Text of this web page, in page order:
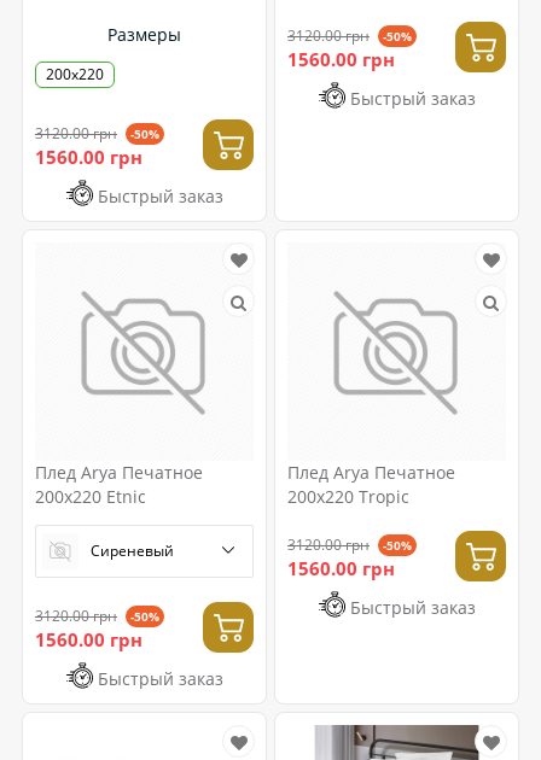
Размеры
200x220
3120.00 грн -50%
1560.00 грн
Быстрый заказ
3120.00 грн -50%
1560.00 грн
Быстрый заказ
Плед Arya Печатное
200x220 Etnic
Сиреневый
3120.00 грн -50%
1560.00 грн
Быстрый заказ
Плед Arya Печатное
200x220 Tropic
3120.00 грн -50%
1560.00 грн
Быстрый заказ